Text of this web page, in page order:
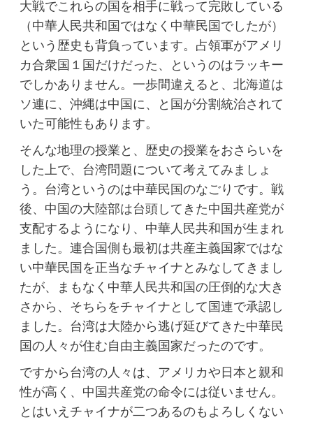
大戦でこれらの国を相手に戦って完敗している
（中華人民共和国ではなく中華民国でしたが）
という歴史も背負っています。占領軍がアメリ
カ合衆国１国だけだった、というのはラッキー
でしかありません。一歩間違えると、北海道は
ソ連に、沖縄は中国に、と国が分割統治されて
いた可能性もあります。
そんな地理の授業と、歴史の授業をおさらいを
した上で、台湾問題について考えてみましょ
う。台湾というのは中華民国のなごりです。戦
後、中国の大陸部は台頭してきた中国共産党が
支配するようになり、中華人民共和国が生まれ
ました。連合国側も最初は共産主義国家ではな
い中華民国を正当なチャイナとみなしてきまし
たが、まもなく中華人民共和国の圧倒的な大き
さから、そちらをチャイナとして国連で承認し
ました。台湾は大陸から逃げ延びてきた中華民
国の人々が住む自由主義国家だったのです。
ですから台湾の人々は、アメリカや日本と親和
性が高く、中国共産党の命令には従いません。
とはいえチャイナが二つあるのもよろしくない